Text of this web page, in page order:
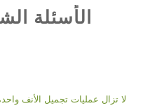
الأسئلة
لا تزال عمليات تجميل الأنف